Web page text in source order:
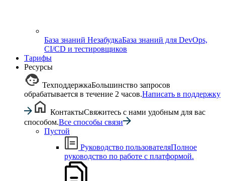
База знаний НезабудкаБаза знаний для DevOps,
CI/CD и тестировщиков
Тарифы
Ресурсы
ТехподдержкаБольшинство запросов
обрабатывается в течение 2 часов.Написать в поддержку
КонтактыСвяжитесь с нами удобным для вас
способом.Все способы связи
Пустой
Руководство пользователяПолное
руководство по работе с платформой.